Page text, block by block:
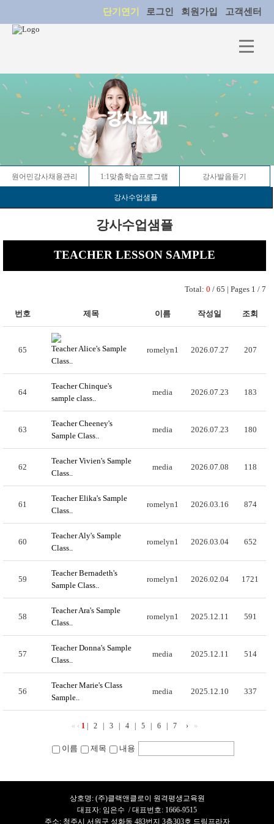
단기연기 로그인 회원가입 고객센터
강사소개
원어민강사채용관리 1:1맞춤학습프로그램 강사발음듣기
강사수업샘플
강사수업샘플
TEACHER LESSON SAMPLE
Total: 0 / 65 | Pages 1 / 7
번호 제목 이름 작성일 조회
65
Teacher Alice's Sample
Class..
romelyn1 2026.07.27 207
64
Teacher Chinque's
sample class..
media 2026.07.23 183
63
Teacher Cheeney's
Sample Class..
media 2026.07.23 180
62
Teacher Vivien's Sample
Class..
media 2026.07.08 118
61
Teacher Elika's Sample
Class..
romelyn1 2026.03.16 874
60
Teacher Aly's Sample
Class..
romelyn1 2026.03.04 652
59
Teacher Bernadeth's
Sample Class..
romelyn1 2026.02.04 1721
58
Teacher Ara's Sample
Class..
romelyn1 2025.12.11 591
57
Teacher Donna's Sample
Class..
media 2025.12.11 514
56
Teacher Marie's Class
Sample..
media 2025.12.10 337
« ‹ 1| 2 3 4 5 6 7 › »
이름 제목 내용
상호명: (주)클랙앤클로이 원격평생교육원
대표자: 임은수 / 대표번호: 1666-9515
주소: 청주시 서원구 성화동 483번지 3층303호 드림프라자